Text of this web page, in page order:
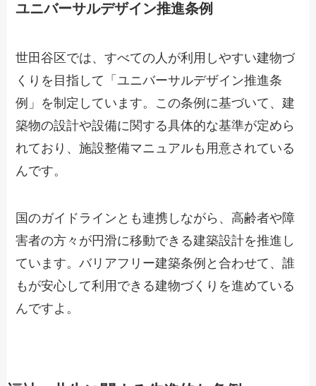
ユニバーサルデザイン推進条例
世田谷区では、すべての人が利用しやすい建物づ
くりを目指して「ユニバーサルデザイン推進条
例」を制定しています。この条例に基づいて、建
築物の設計や設備に関する具体的な基準が定めら
れており、施設整備マニュアルも用意されている
んです。
国のガイドラインとも連携しながら、高齢者や障
害者の方々が円滑に移動できる建築設計を推進し
ています。バリアフリー建築条例と合わせて、誰
もが安心して利用できる建物づくりを進めている
んですよ。